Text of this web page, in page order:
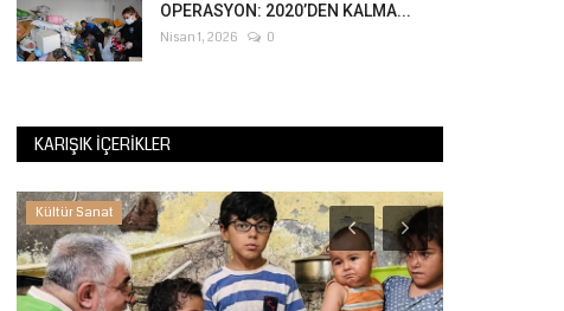
OPERASYON: 2020’DEN KALMA...
Nisan 1, 2026 0
KARIŞIK İÇERIKLER
Kültür Sanat